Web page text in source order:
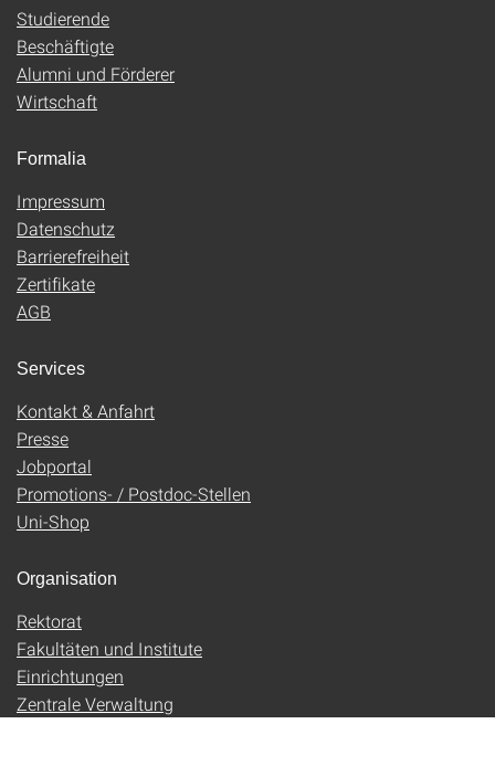
Studierende
Beschäftigte
Alumni und Förderer
Wirtschaft
Formalia
Impressum
Datenschutz
Barrierefreiheit
Zertifikate
AGB
Services
Kontakt & Anfahrt
Presse
Jobportal
Promotions- / Postdoc-Stellen
Uni-Shop
Organisation
Rektorat
Fakultäten und Institute
Einrichtungen
Zentrale Verwaltung